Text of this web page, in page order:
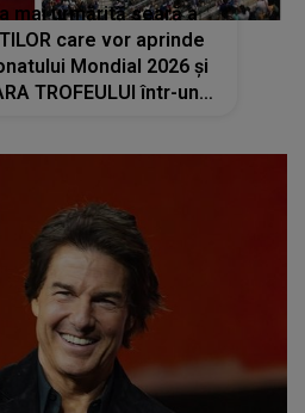
mai urmărită seară a
care vor aprinde
Mondial 2026 și
TROFEULUI într-un